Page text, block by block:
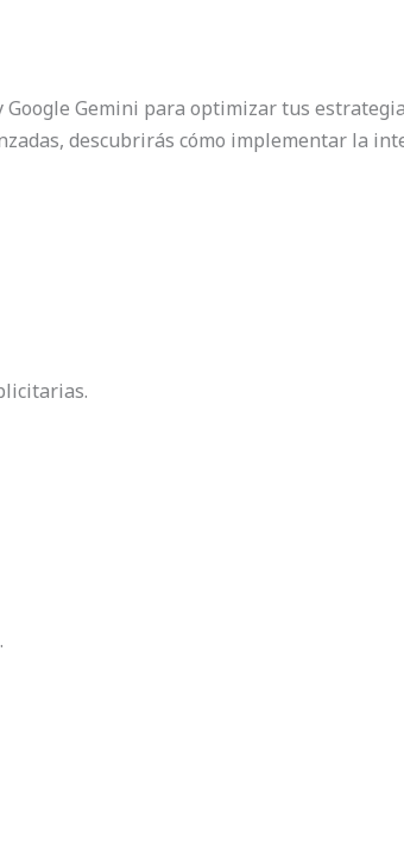
Gemini para optimizar tus
descubrirás cómo implementar la